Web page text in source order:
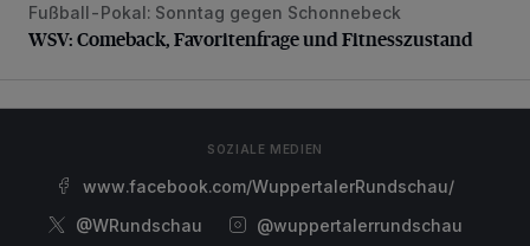
WSV: Comeback, Favoritenfrage und Fitnesszustand
Fußball-Pokal: Sonntag gegen Schonnebeck
WSV: Comeback, Favoritenfrage und Fitnesszustand
SOZIALE MEDIEN
www.facebook.com/WuppertalerRundschau/
@WRundschau
@wuppertalerrundschau